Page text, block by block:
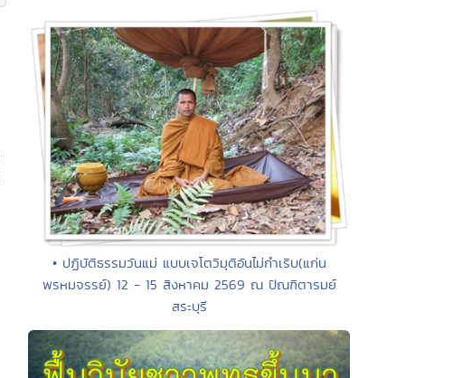
• ปฏิบัติธรรมวันแม่ แบบเจโตวิมุติอันไม่กำเริบ(แก่น
พรหมจรรย์) 12 - 15 สิงหาคม 2569 ณ ปัณฑิตารมย์
สระบุรี